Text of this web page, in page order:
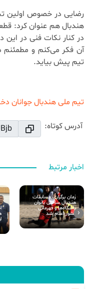
رضایی در خصوص اولین
هندبال هم عنوان کرد:
در کنار نکات فنی در
آن فکر می‌کنم و
تیم پیش بیاید.
تیم ملی هندبال جوانان
آدرس کوتاه:
اخبار مرتبط
زمان برگزاری مسابقات
هندبال ساحلی بانوان
باشگاه‌ها و قهرمانی
کشور اعلام شد ‹